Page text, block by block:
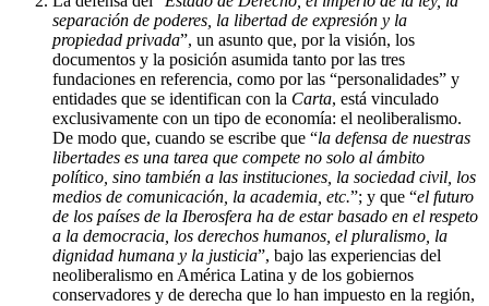
separación de poderes, la libertad de expresión y la
propiedad privada”, un asunto que, por la visión, los
documentos y la posición asumida tanto por las tres
fundaciones en referencia, como por las “personalidades” y
entidades que se identifican con la Carta, está vinculado
exclusivamente con un tipo de economía: el neoliberalismo.
De modo que, cuando se escribe que “la defensa de nuestras
libertades es una tarea que compete no solo al ámbito
político, sino también a las instituciones, la sociedad civil, los
medios de comunicación, la academia, etc.”; y que “el futuro
de los países de la Iberosfera ha de estar basado en el respeto
a la democracia, los derechos humanos, el pluralismo, la
dignidad humana y la justicia”, bajo las experiencias del
neoliberalismo en América Latina y de los gobiernos
conservadores y de derecha que lo han impuesto en la región,